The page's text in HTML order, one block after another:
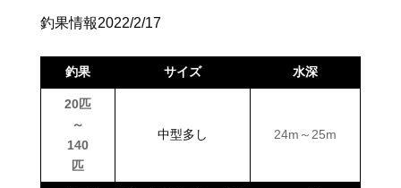
釣果情報2022/2/17
釣果 サイズ 水深
20匹
～
140
匹
中型多し 24m～25m